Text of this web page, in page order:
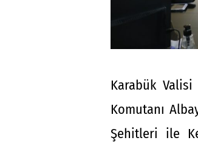
Karabük
Komutanı
Şehitleri ile